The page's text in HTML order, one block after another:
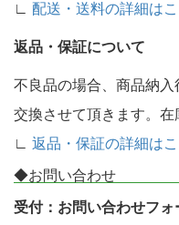
∟ 配送・送料の詳細は
返品・保証について
不良品の場合、商品納
交換させて頂きます。在
∟ 返品・保証の詳細は
◆お問い合わせ
受付：お問い合わせフ